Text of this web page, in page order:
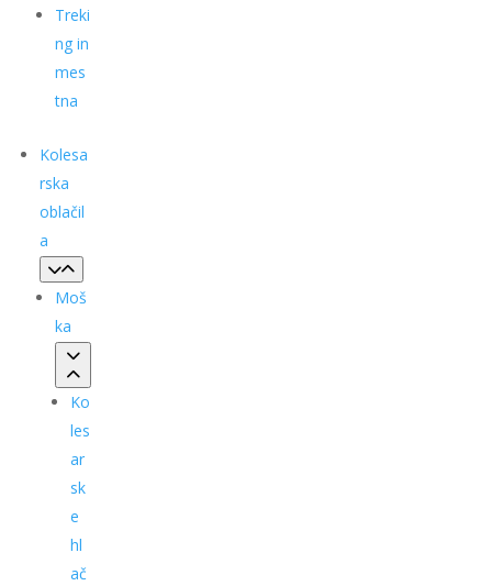
Treki
ng in
mes
tna
Kolesa
rska
oblačil
a
Moš
ka
Ko
les
ar
sk
e
hl
ač